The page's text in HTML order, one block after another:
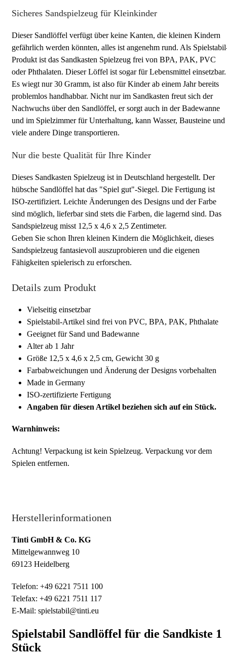
Sicheres Sandspielzeug für Kleinkinder
Dieser Sandlöffel verfügt über keine Kanten, die kleinen Kindern
gefährlich werden könnten, alles ist angenehm rund. Als
Produkt ist das Sandkasten Spielzeug frei von BPA, PAK, PVC
oder Phthalaten. Dieser Löffel ist sogar für Lebensmittel einsetzbar.
Es wiegt nur 30 Gramm, ist also für Kinder ab einem Jahr bereits
problemlos handhabbar. Nicht nur im Sandkasten freut sich der
Nachwuchs über den Sandlöffel, er sorgt auch in der Badewanne
und im Spielzimmer für Unterhaltung, kann Wasser, Bausteine und
viele andere Dinge transportieren.
Nur die beste Qualität für Ihre Kinder
Dieses Sandkasten Spielzeug ist in Deutschland hergestellt. Der
hübsche Sandlöffel hat das "Spiel gut"-Siegel. Die Fertigung ist
ISO-zertifiziert. Leichte Änderungen des Designs und der Farbe
sind möglich, lieferbar sind stets die Farben, die lagernd sind. Das
Sandspielzeug misst 12,5 x 4,6 x 2,5 Zentimeter.
Geben Sie schon Ihren kleinen Kindern die Möglichkeit, dieses
Sandspielzeug fantasievoll auszuprobieren und die eigenen
Fähigkeiten spielerisch zu erforschen.
Details zum Produkt
Vielseitig einsetzbar
Spielstabil-Artikel sind frei von PVC, BPA, PAK, Phthalate
Geeignet für Sand und Badewanne
Alter ab 1 Jahr
Größe 12,5 x 4,6 x 2,5 cm, Gewicht 30 g
Farbabweichungen und Änderung der Designs vorbehalten
Made in Germany
ISO-zertifizierte Fertigung
Angaben für diesen Artikel beziehen sich auf ein Stück.
Warnhinweis:
Achtung! Verpackung ist kein Spielzeug. Verpackung vor dem
Spielen entfernen.
Herstellerinformationen
Tinti GmbH & Co. KG
Mittelgewannweg 10
69123 Heidelberg
Telefon: +49 6221 7511 100
Telefax: +49 6221 7511 117
E-Mail: spielstabil@tinti.eu
Spielstabil Sandlöffel für die Sandkiste 1
Stück